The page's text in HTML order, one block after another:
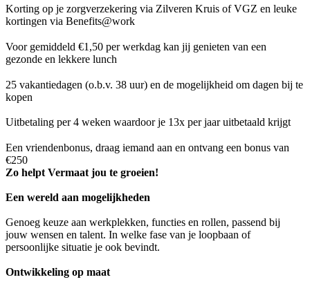
Korting op je zorgverzekering via Zilveren Kruis of VGZ en leuke
kortingen via Benefits@work
Voor gemiddeld €1,50 per werkdag kan jij genieten van een
gezonde en lekkere lunch
25 vakantiedagen (o.b.v. 38 uur) en de mogelijkheid om dagen bij te
kopen
Uitbetaling per 4 weken waardoor je 13x per jaar uitbetaald krijgt
Een vriendenbonus, draag iemand aan en ontvang een bonus van
€250
Zo helpt Vermaat jou te groeien!
Een wereld aan mogelijkheden
Genoeg keuze aan werkplekken, functies en rollen, passend bij
jouw wensen en talent. In welke fase van je loopbaan of
persoonlijke situatie je ook bevindt.
Ontwikkeling op maat